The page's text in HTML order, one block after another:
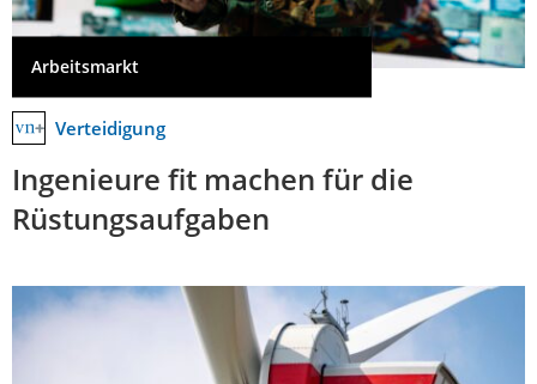
Arbeitsmarkt
Verteidigung
Ingenieure fit machen für die
Rüstungsaufgaben